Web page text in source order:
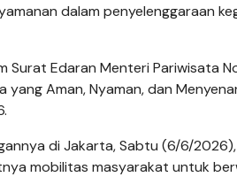
dalam penyelenggaraan
Edaran Menteri Pariwisata
yang Aman, Nyaman, dan
di Jakarta, Sabtu (6/6/
mobilitas masyarakat untuk